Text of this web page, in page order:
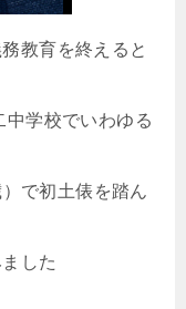
教育を終えると
中学校でいわゆる
で初土俵を踏ん
した